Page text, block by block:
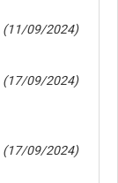
(11/09/2024)
(17/09/2024)
(17/09/2024)